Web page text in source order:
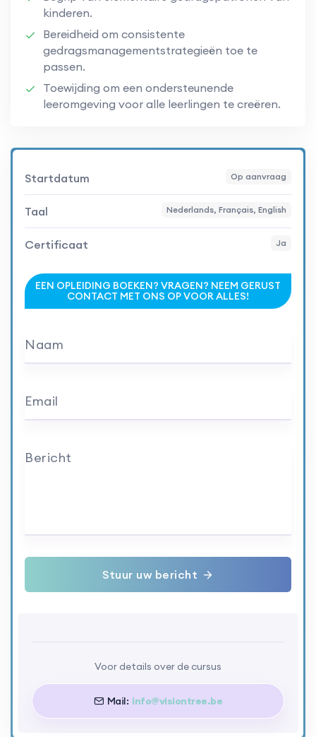
kinderen.
Bereidheid om consistente
gedragsmanagementstrategieën toe te
passen.
Toewijding om een ondersteunende
leeromgeving voor alle leerlingen te creëren.
Startdatum Op aanvraag
Taal Nederlands, Français, English
Certificaat Ja
EEN OPLEIDING BOEKEN? VRAGEN? NEEM GERUST
CONTACT MET ONS OP VOOR ALLES!
Naam
Email
Bericht
Stuur uw bericht
Voor details over de cursus
Mail: info@visiontree.be